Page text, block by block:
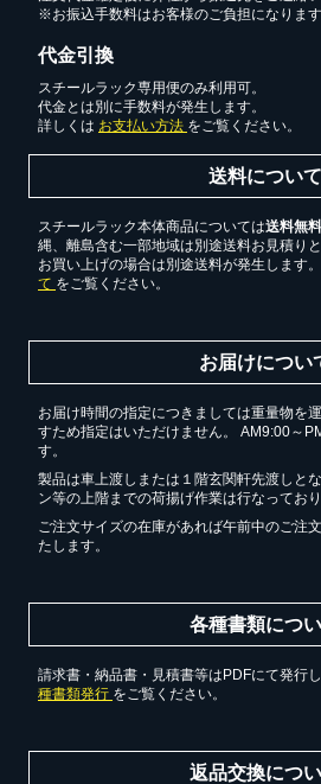
※お振込手数料はお客様のご負担になります
代金引換
スチールラック専用便のみ利用可。
代金とは別に手数料が発生します。
詳しくは お支払い方法 をご覧ください。
送料について
スチールラック本体商品については送料無料
縄、離島含む一部地域は別途送料お見積り
お買い上げの場合は別途送料が発生します
て をご覧ください。
お届けについ
お届け時間の指定につきましては重量物を
すため指定はいただけません。 AM9:00～
す。
製品は車上渡しまたは１階玄関軒先渡しと
ン等の上階までの荷揚げ作業は行なっており
ご注文サイズの在庫があれば午前中のご注
たします。
各種書類につ
請求書・納品書・見積書等はPDFにて発行
種書類発行 をご覧ください。
返品交換につ